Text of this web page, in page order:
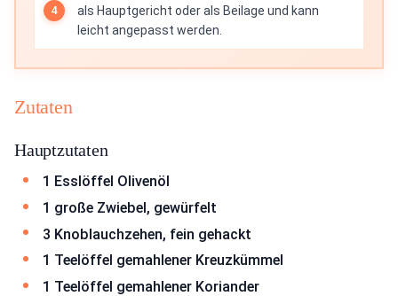
als Hauptgericht oder als Beilage und kann
leicht angepasst werden.
Zutaten
Hauptzutaten
1 Esslöffel Olivenöl
1 große Zwiebel, gewürfelt
3 Knoblauchzehen, fein gehackt
1 Teelöffel gemahlener Kreuzkümmel
1 Teelöffel gemahlener Koriander